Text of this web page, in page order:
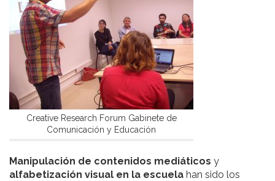
Creative Research Forum Gabinete de
Comunicación y Educación
Manipulación de contenidos mediáticos y
alfabetización visual en la escuela han sido los